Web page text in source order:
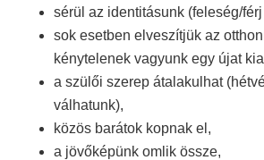
sérül az identitásunk (feleség/
sok esetben elveszítjük az
kénytelenek vagyunk egy újat
a szülői szerep átalakulhat
válhatunk),
közös barátok kopnak el,
a jövőképünk omlik össze,